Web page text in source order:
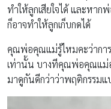
ทำให้ลูกเสียใจได้ และหา
ก็อาจทำให้ลูกเก็บกดได้
คุณพ่อคุณแม่รู้ไหมคะว่ากา
เท่านั้น บางทีคุณพ่อคุณแม่
มาดูกันดีกว่าว่าพฤติกรรม